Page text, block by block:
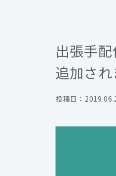
出張手
追加さ
投稿日：